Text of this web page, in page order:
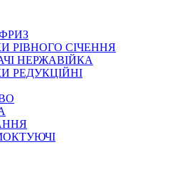
РІВНОГО СІЧЕННЯ
НЕРЖАВІЙКА
РЕДУКЦІЙНІ